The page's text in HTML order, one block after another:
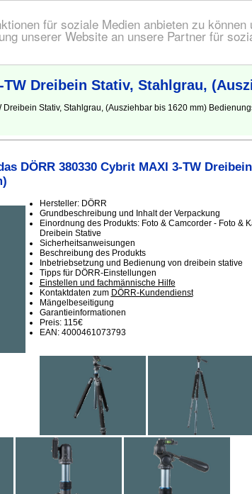
für soziale Medien anbieten zu
unserer Website an unsere Partner für
Dreibein Stativ, Stahlgrau,
Stativ, Stahlgrau, (Ausziehbar bis 1620 mm)
DÖRR 380330 Cybrit MAXI 3-TW
Hersteller: DÖRR
Grundbeschreibung und Inhalt der Verpackung
Einordnung des Produkts: Foto & Camcorder - Foto &
Dreibein Stative
Sicherheitsanweisungen
Beschreibung des Produkts
Inbetriebsetzung und Bedienung von dreibein stative
Tipps für DÖRR-Einstellungen
Einstellen und fachmännische Hilfe
Kontaktdaten zum DÖRR-Kundendienst
Mängelbeseitigung
Garantieinformationen
Preis: 115€
EAN: 4000461073793